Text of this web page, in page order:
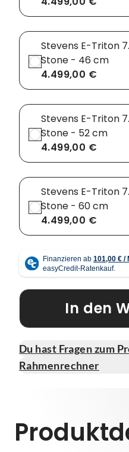
Wandhalterung
Stevens E-Triton
Stone - 46 cm
4.499,00 €
Stevens E-Triton
Stone - 52 cm
4.499,00 €
Stevens E-Triton
Stone - 60 cm
4.499,00 €
In den
Du hast Fragen zum
Rahmenrechner